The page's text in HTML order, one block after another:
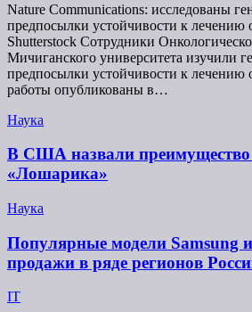
Nature Communications: исследованы
предпосылки устойчивости к лечению
Shutterstock Сотрудники
Мичиганского университета изучили
предпосылки устойчивости к лечению
работы опубликованы в…
Наука
В США назвали преимущество
«Лошарика»
Наука
Популярные модели Samsung
продажи в ряде регионов
IT